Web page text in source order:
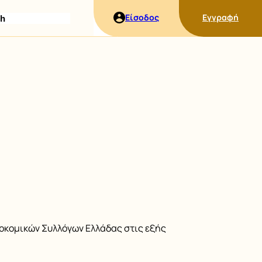
Είσοδος Εγγραφή
Συλλόγων Ελλάδας στις εξής